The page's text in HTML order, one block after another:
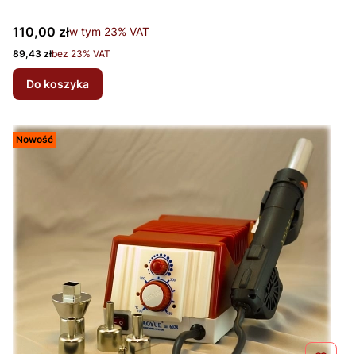
Cena brutto
110,00 złw tym %s VAT
w tym 23% VAT
Cena netto
89,43 złbez 23% VAT
Do koszyka
Nowość